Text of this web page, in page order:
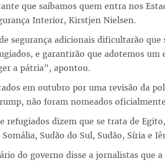
que saibamos quem entra nos
Interior, Kirstjen Nielsen.
segurança adicionais dificultarão que
e garantirão que adotemos um
a pátria", apontou.
em outubro por uma revisão da
não foram nomeados
refugiados dizem que se trata de
Sudão do Sul, Sudão, Síria e
do governo disse a jornalistas que